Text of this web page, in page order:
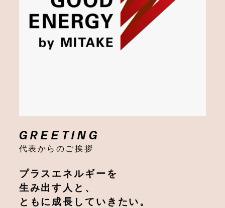
GREETING
代表からのご挨拶
プラスエネルギーを
生み出す人と、
ともに成長していきたい。